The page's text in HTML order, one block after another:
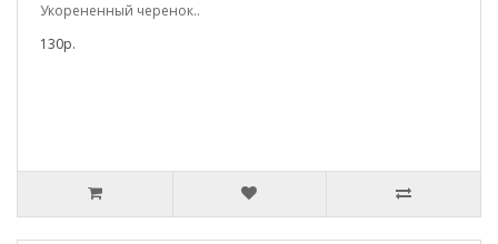
Укорененный черенок..
130р.